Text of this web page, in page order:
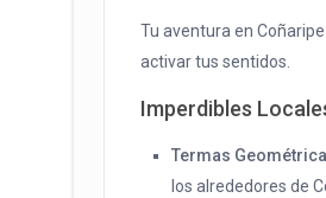
Tu aventura en
activar tus sentidos.
Imperdibles
Termas
los alrededores de